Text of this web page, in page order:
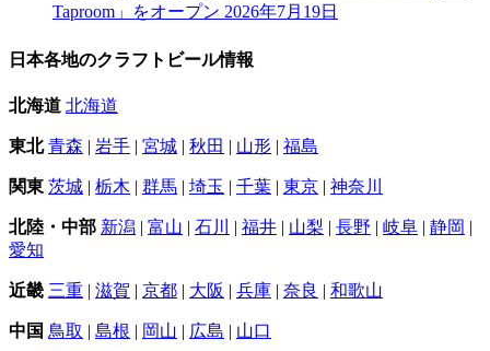
Taproom」をオープン 2026年7月19日
日本各地のクラフトビール情報
北海道 北海道
東北 青森 | 岩手 | 宮城 | 秋田 | 山形 | 福島
関東 茨城 | 栃木 | 群馬 | 埼玉 | 千葉 | 東京 | 神奈川
北陸・中部 新潟 | 富山 | 石川 | 福井 | 山梨 | 長野 | 岐阜 | 静岡 |
愛知
近畿 三重 | 滋賀 | 京都 | 大阪 | 兵庫 | 奈良 | 和歌山
中国 鳥取 | 島根 | 岡山 | 広島 | 山口